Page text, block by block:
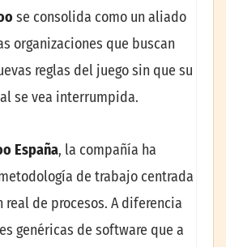
se consolida como un aliado
organizaciones que buscan
reglas del juego sin que su
se vea interrumpida.
España, la compañía ha
de trabajo centrada
de procesos. A diferencia
genéricas de software que a